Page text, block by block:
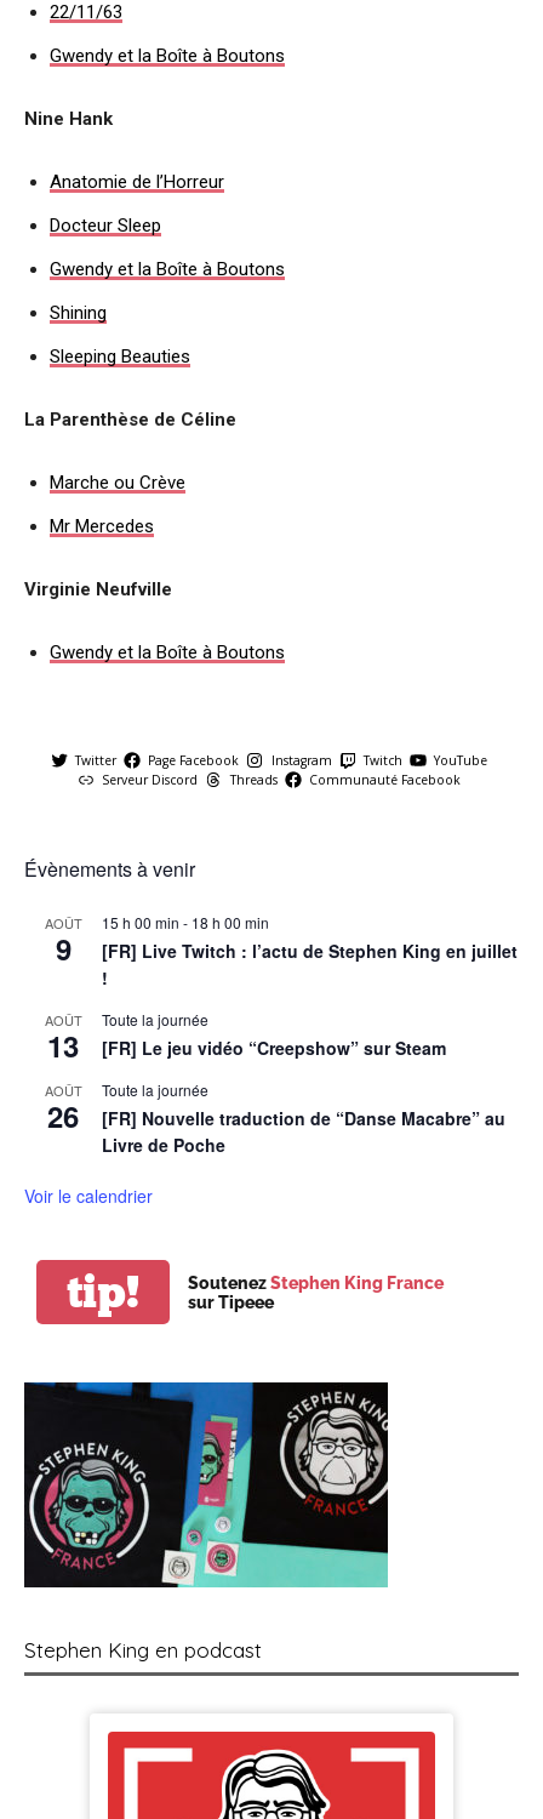
22/11/63
Gwendy et la Boîte à Boutons
Nine Hank
Anatomie de l’Horreur
Docteur Sleep
Gwendy et la Boîte à Boutons
Shining
Sleeping Beauties
La Parenthèse de Céline
Marche ou Crève
Mr Mercedes
Virginie Neufville
Gwendy et la Boîte à Boutons
Twitter Page Facebook Instagram Twitch
YouTube
Serveur Discord
Threads Communauté Facebook
Évènements à venir
AOÛT
9
15 h 00 min - 18 h 00 min
[FR] Live Twitch : l’actu de Stephen King en juillet
!
AOÛT
13
Toute la journée
[FR] Le jeu vidéo “Creepshow” sur Steam
AOÛT
26
Toute la journée
[FR] Nouvelle traduction de “Danse Macabre” au
Livre de Poche
Voir le calendrier
tip! SoutenezStephen King France
sur Tipeee
Stephen King en podcast